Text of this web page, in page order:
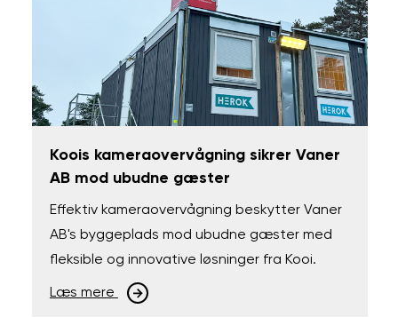
Koois kameraovervågning sikrer Vaner
AB mod ubudne gæster
Effektiv kameraovervågning beskytter Vaner
AB's byggeplads mod ubudne gæster med
fleksible og innovative løsninger fra Kooi.
Læs mere